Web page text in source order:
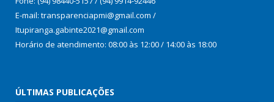
E-mail: transparenciapmi@gmail.com /
Itupiranga.gabinte2021@gmail.com
Horário de atendimento: 08:00 às 12:00 / 14:00 às 18:00
ÚLTIMAS PUBLICAÇÕES